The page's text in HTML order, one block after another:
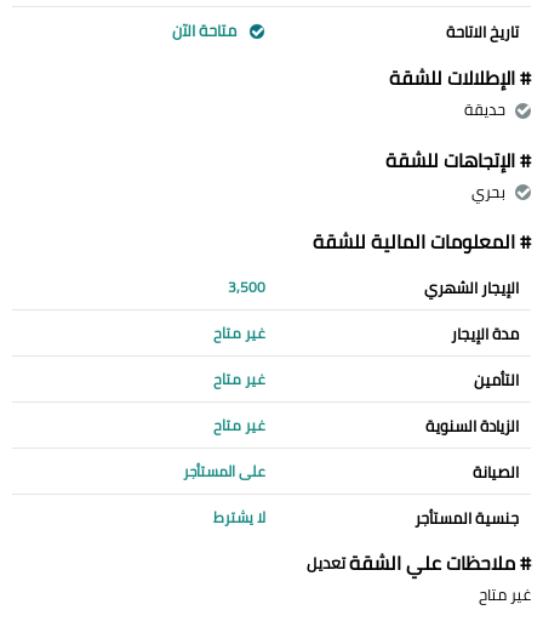
تاريخ الاتاحة متاحة الآن
# الإطلالات للشقة
حديقة
# الإتجاهات للشقة
بحري
# المعلومات المالية للشقة
الإيجار الشهري 3,500
مدة الإيجار غير متاح
التأمين غير متاح
الزيادة السنوية غير متاح
الصيانة على المستأجر
جنسية المستأجر لا يشترط
# ملاحظات علي الشقةتعديل
غير متاح